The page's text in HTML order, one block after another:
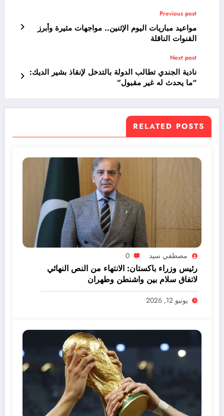
Previous post
مواعيد مباريات اليوم الإثنين.. مواجهات مثيرة وأبرز
القنوات الناقلة
Next post
نادية الجندي تطالب الدولة بالتدخل لإنقاذ بشير الديك:
“ما يحدث له غير مقبول”
RELATED POSTS
مصطفي سيد 0
رئيس وزراء باكستان: الانتهاء من النص النهائي
لاتفاق سلام بين واشنطن وطهران
يونيو 12, 2026